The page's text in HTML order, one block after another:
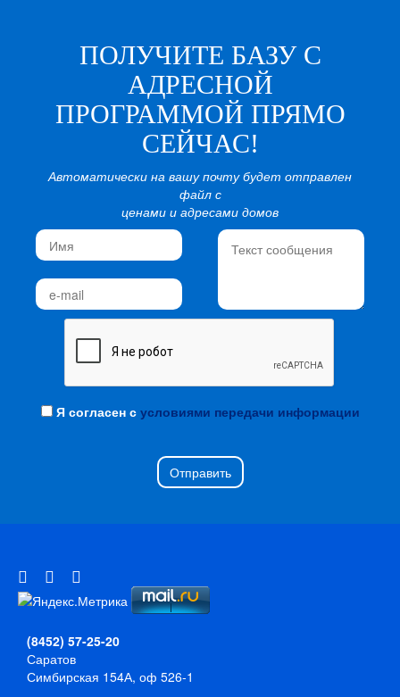
ПОЛУЧИТЕ БАЗУ С
АДРЕСНОЙ
ПРОГРАММОЙ ПРЯМО
СЕЙЧАС!
Автоматически на вашу почту будет отправлен
файл с
ценами и адресами домов
Я согласен с условиями передачи информации
Отправить
(8452) 57-25-20
Саратов
Симбирская 154А, оф 526-1